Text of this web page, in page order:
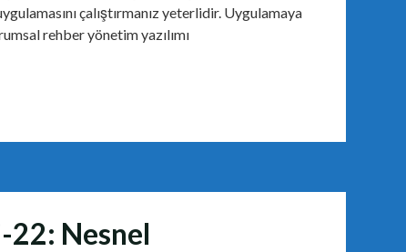
çalıştırmanız yeterlidir. Uygulamaya
rehber yönetim yazılımı
22: Nesnel